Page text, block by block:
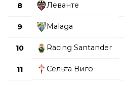
8 Леванте
9 Malaga
10 Racing Santander
11 Сельта Виго